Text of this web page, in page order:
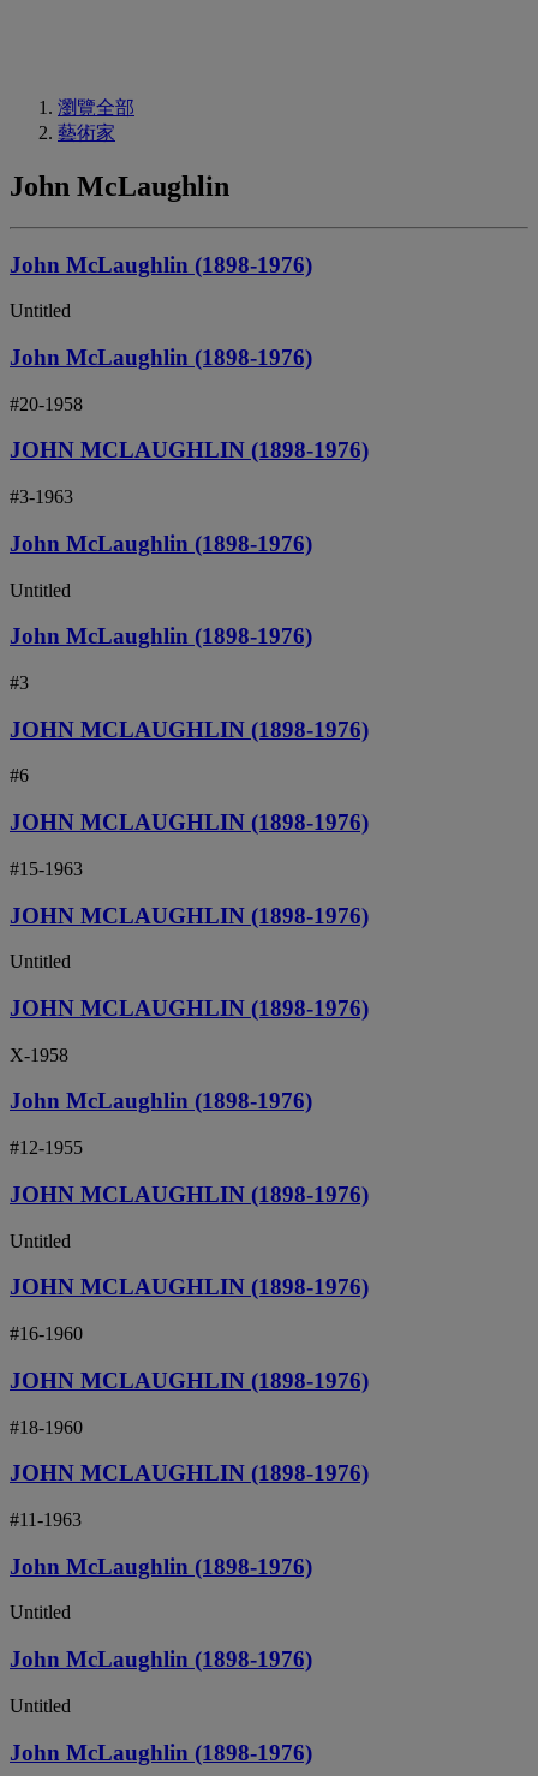
瀏覽全部
藝術家
John McLaughlin
John McLaughlin (1898-1976)
Untitled
John McLaughlin (1898-1976)
#20-1958
JOHN MCLAUGHLIN (1898-1976)
#3-1963
John McLaughlin (1898-1976)
Untitled
John McLaughlin (1898-1976)
#3
JOHN MCLAUGHLIN (1898-1976)
#6
JOHN MCLAUGHLIN (1898-1976)
#15-1963
JOHN MCLAUGHLIN (1898-1976)
Untitled
JOHN MCLAUGHLIN (1898-1976)
X-1958
John McLaughlin (1898-1976)
#12-1955
JOHN MCLAUGHLIN (1898-1976)
Untitled
JOHN MCLAUGHLIN (1898-1976)
#16-1960
JOHN MCLAUGHLIN (1898-1976)
#18-1960
JOHN MCLAUGHLIN (1898-1976)
#11-1963
John McLaughlin (1898-1976)
Untitled
John McLaughlin (1898-1976)
Untitled
John McLaughlin (1898-1976)